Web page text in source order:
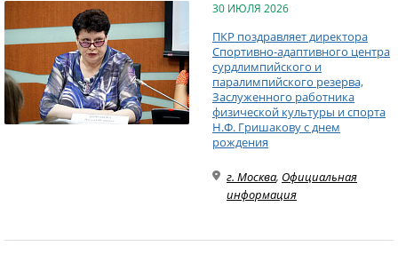
30 ИЮЛЯ 2026
ПКР поздравляет директора
Спортивно-адаптивного центра
сурдлимпийского и
паралимпийского резерва,
Заслуженного работника
физической культуры и спорта
Н.Ф. Гришакову с днем
рождения
г. Москва, Официальная
информация